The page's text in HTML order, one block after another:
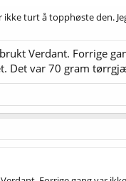
turt å topphøste den.
Verdant. Forrige
Det var 70 gram